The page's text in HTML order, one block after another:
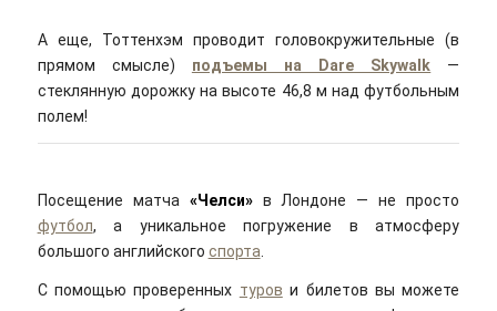
А еще, Тоттенхэм проводит головокружительные (в
прямом смысле) подъемы на Dare Skywalk —
стеклянную дорожку на высоте 46,8 м над футбольным
полем!
Посещение матча «Челси»в Лондоне — не просто
футбол, а уникальное погружение в атмосферу
большого английского спорта
С помощью проверенных туров и билетов вы можете